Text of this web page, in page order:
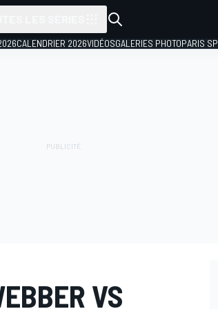
CALENDRIER 2026VIDÉOSGALERIES PHOTOPARIS
VS